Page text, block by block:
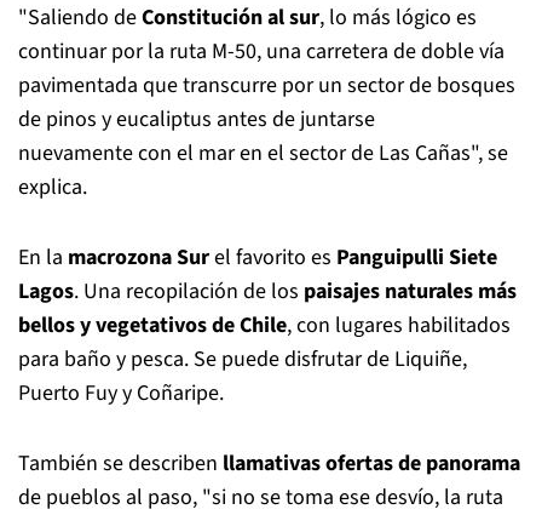
"Saliendo deConstitución al sur, lo más lógico es
continuar por la ruta M-50, una carretera de doble vía
pavimentada que transcurre por un sector de bosques
de pinos y eucaliptus antes de juntarse
nuevamente con el mar en el sector de Las Cañas", se
explica.
En la macrozona Surel favorito es Panguipulli Siete
Lagos. Una recopilación de los paisajes naturales más
bellos y vegetativos de Chile, con lugares habilitados
para baño y pesca. Se puede disfrutar de Liquiñe,
Puerto Fuy y Coñaripe.
También se describen llamativas ofertas de panorama
de pueblos al paso, "si no se toma ese desvío, la ruta